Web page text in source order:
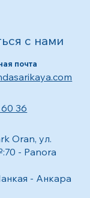
с нами
почта
60 36
Oran, ул.
- Panora
- Анкара